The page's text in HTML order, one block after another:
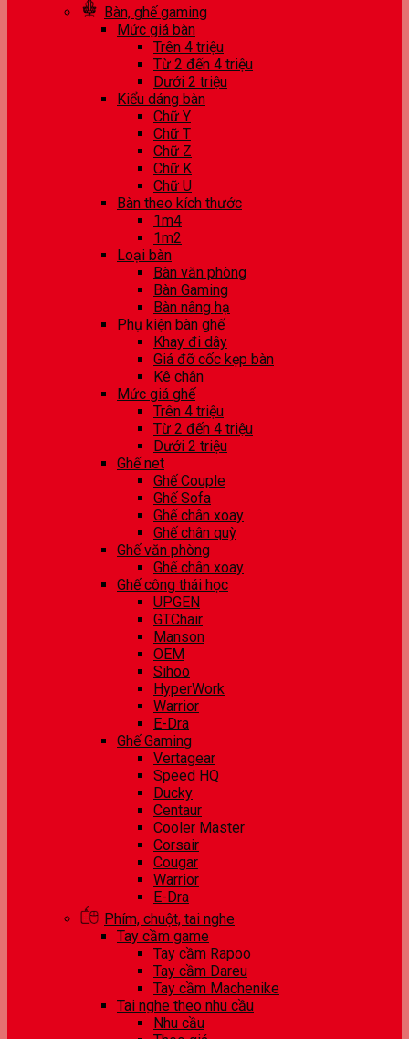
Bàn, ghế gaming
Mức giá bàn
Trên 4 triệu
Từ 2 đến 4 triệu
Dưới 2 triệu
Kiểu dáng bàn
Chữ Y
Chữ T
Chữ Z
Chữ K
Chữ U
Bàn theo kích thước
1m4
1m2
Loại bàn
Bàn văn phòng
Bàn Gaming
Bàn nâng hạ
Phụ kiện bàn ghế
Khay đi dây
Giá đỡ cốc kẹp bàn
Kê chân
Mức giá ghế
Trên 4 triệu
Từ 2 đến 4 triệu
Dưới 2 triệu
Ghế net
Ghế Couple
Ghế Sofa
Ghế chân xoay
Ghế chân quỳ
Ghế văn phòng
Ghế chân xoay
Ghế công thái học
UPGEN
GTChair
Manson
OEM
Sihoo
HyperWork
Warrior
E-Dra
Ghế Gaming
Vertagear
Speed HQ
Ducky
Centaur
Cooler Master
Corsair
Cougar
Warrior
E-Dra
Phím, chuột, tai nghe
Tay cầm game
Tay cầm Rapoo
Tay cầm Dareu
Tay cầm Machenike
Tai nghe theo nhu cầu
Nhu cầu